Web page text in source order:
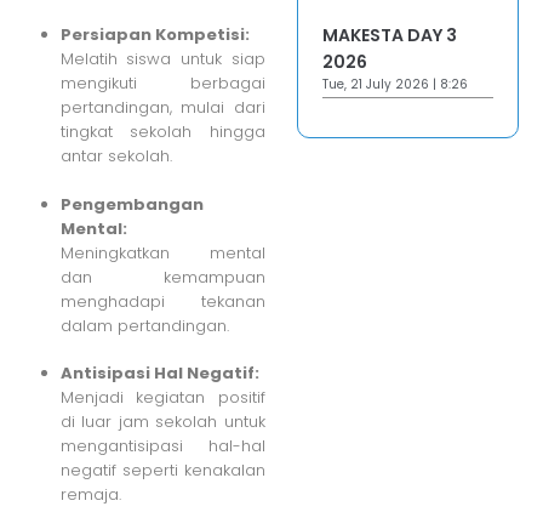
Persiapan Kompetisi:
Melatih siswa untuk siap
mengikuti berbagai
pertandingan, mulai dari
tingkat sekolah hingga
antar sekolah.
Pengembangan
Mental:
Meningkatkan mental
dan kemampuan
menghadapi tekanan
dalam pertandingan.
Antisipasi Hal Negatif:
Menjadi kegiatan positif
di luar jam sekolah untuk
mengantisipasi hal-hal
negatif seperti kenakalan
remaja.
MAKESTA DAY 3
2026
Tue, 21 July 2026 | 8:26